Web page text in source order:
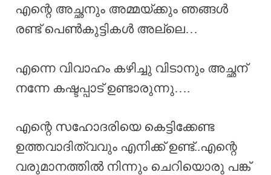
എന്റെ അച്ഛനും അമ്മയ്ക്കും ഞങ്ങൾ
രണ്ട് പെൺകുട്ടികൾ അല്ലെ…
എന്നെ വിവാഹം കഴിച്ചു വിടാനും അച്ഛന്
നന്നേ കഷ്ടപ്പാട് ഉണ്ടാരുന്നു….
എന്റെ സഹോദരിയെ കെട്ടിക്കേണ്ട
ഉത്തവാദിത്വവും എനിക്ക് ഉണ്ട്..എന്റെ
വരുമാനത്തിൽ നിന്നും ചെറിയൊരു പങ്ക്